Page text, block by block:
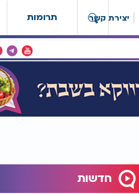
תרומות יצירת קשר
חדשות